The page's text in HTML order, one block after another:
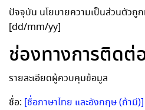
ปัจจุบัน นโยบายความเป็นส่วนตัวถู
[dd/mm/yy]
ช่องทางการติดต่
รายละเอียดผู้ควบคุมข้อมูล
ชื่อ: [ชื่อภาษาไทย และอังกฤษ (ถ้ามี)]